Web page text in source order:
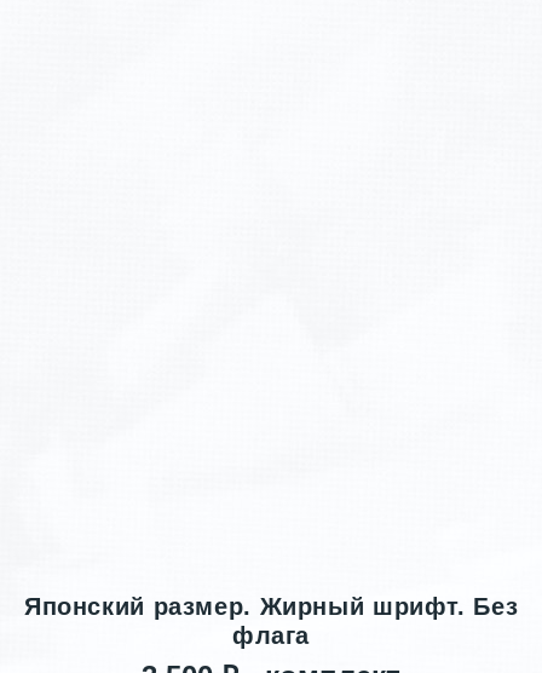
Японский размер. Жирный шрифт. Без
флага